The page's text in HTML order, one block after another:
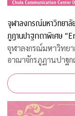
จุฬาลงกรณ์มหาวิทยา
ภูฏานปาฐกถาพิเศษ
จุฬาลงกรณ์มหาวิทย
อาณาจักรภูฏานปาฐ